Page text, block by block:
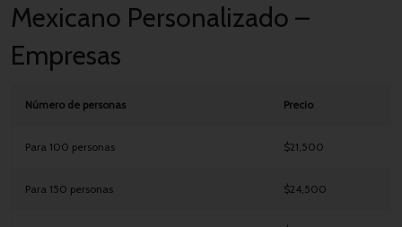
Mexicano Personalizado –
Empresas
Número de personas Precio
Para 100 personas $21,500
Para 150 personas $24,500